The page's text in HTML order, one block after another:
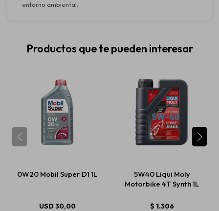
entorno ambiental.
Productos que te pueden interesar
0W20 Mobil Super D1 1L
USD30,00
5W40 Liqui Moly
Motorbike 4T Synth 1L
$ 1.306